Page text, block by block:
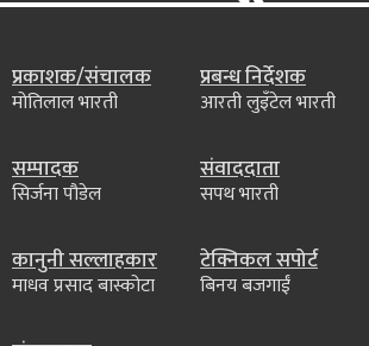
प्रकाशक/संचालक
मोतिलाल भारती
प्रबन्ध निर्देशक
आरती लुइँटेल भारती
सम्पादक
सिर्जना पौडेल
संवाददाता
सपथ भारती
कानुनी सल्लाहकार
माधव प्रसाद बास्कोटा
टेक्निकल सपोर्ट
बिनय बजगाईं